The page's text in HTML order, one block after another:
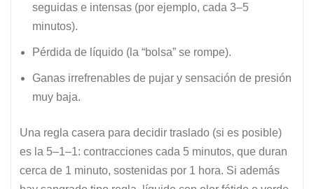
seguidas e intensas (por ejemplo, cada 3–5
minutos).
Pérdida de líquido (la “bolsa” se rompe).
Ganas irrefrenables de pujar y sensación de presión
muy baja.
Una regla casera para decidir traslado (si es posible)
es la 5–1–1: contracciones cada 5 minutos, que duran
cerca de 1 minuto, sostenidas por 1 hora. Si además